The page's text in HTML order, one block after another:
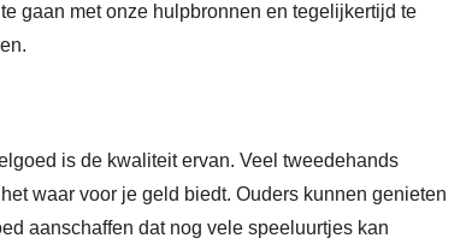
gaan met onze hulpbronnen en tegelijkertijd te
is de kwaliteit ervan. Veel tweedehands
waar voor je geld biedt. Ouders kunnen genieten
aanschaffen dat nog vele speeluurtjes kan